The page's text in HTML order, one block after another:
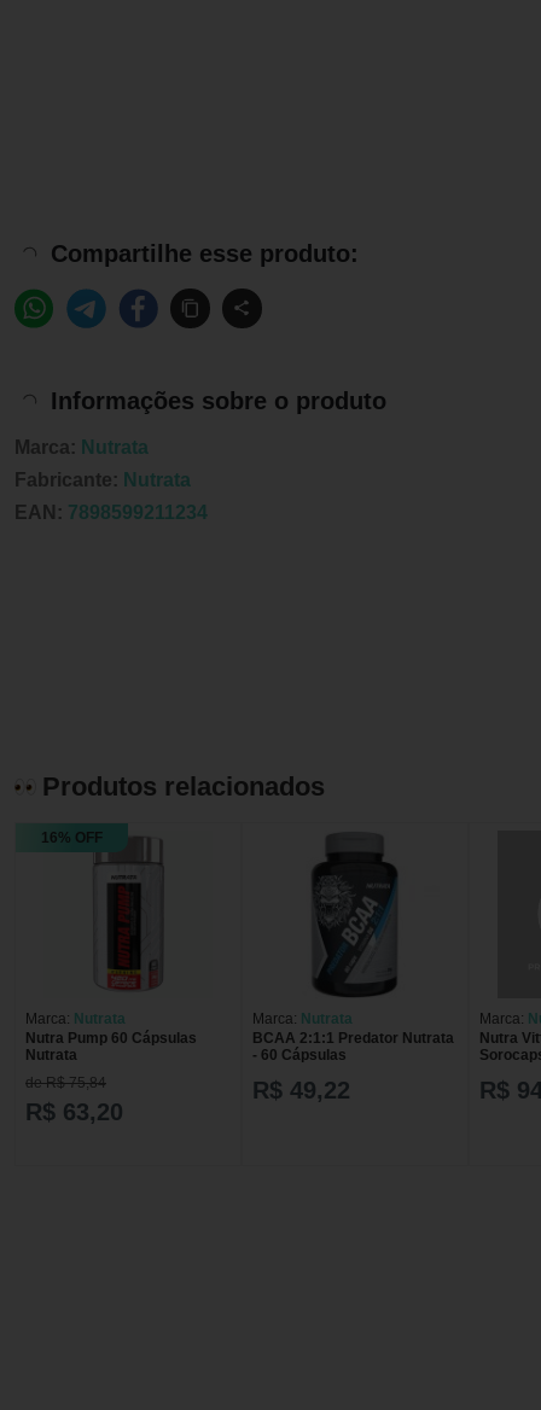
Compartilhe esse produto:
Informações sobre o produto
Marca: Nutrata
Fabricante: Nutrata
EAN: 7898599211234
Produtos relacionados
16% OFF
Marca: Nutrata
Nutra Pump 60 Cápsulas
Nutrata
de R$ 75,84
R$ 63,20
Marca: Nutrata
BCAA 2:1:1 Predator Nutrata
- 60 Cápsulas
R$ 49,22
Marca:
Nutra
R$